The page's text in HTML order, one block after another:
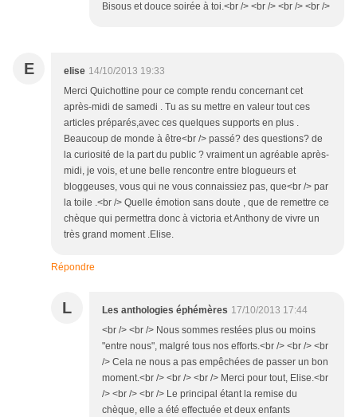
Bisous et douce soirée à toi.<br /> <br /> <br /> <br />
E elise 14/10/2013 19:33
Merci Quichottine pour ce compte rendu concernant cet
après-midi de samedi . Tu as su mettre en valeur tout ces
articles préparés,avec ces quelques supports en plus .
Beaucoup de monde à être<br /> passé? des questions? de
la curiosité de la part du public ? vraiment un agréable après-
midi, je vois, et une belle rencontre entre blogueurs et
bloggeuses, vous qui ne vous connaissiez pas, que<br /> par
la toile .<br /> Quelle émotion sans doute , que de remettre ce
chèque qui permettra donc à victoria et Anthony de vivre un
très grand moment .Elise.
Répondre
L Les anthologies éphémères 17/10/2013 17:44
<br /> <br /> Nous sommes restées plus ou moins
"entre nous", malgré tous nos efforts.<br /> <br /> <br
/> Cela ne nous a pas empêchées de passer un bon
moment.<br /> <br /> <br /> Merci pour tout, Elise.<br
/> <br /> <br /> Le principal étant la remise du
chèque, elle a été effectuée et deux enfants